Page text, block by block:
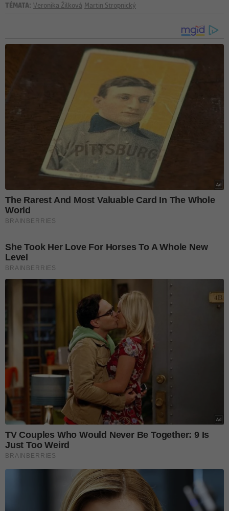
TÉMATA: Veronika Žilková Martin Stropnický